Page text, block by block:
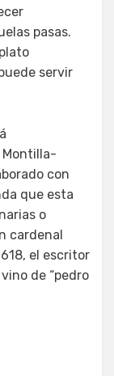
pasas.
servir
Montilla-
con
que esta
o
cardenal
el escritor
de “pedro